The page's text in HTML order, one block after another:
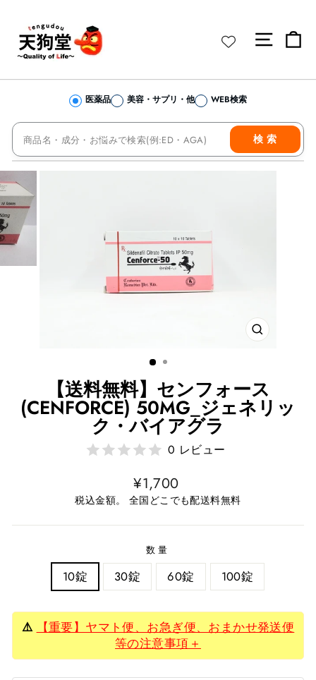
サイ
医薬品 美容・サプリ・他 WEB検索
検 索
近
【送料無料】センフォース
(CENFORCE) 50MG_ジェネリッ
ク・バイアグラ
0 レビュー
通
常
格
¥1,700
税込金額。 全国どこでも配送料無料
数量
10錠 30錠 60錠 100錠
⚠️
【重要】ヤマト便、お急ぎ便、おまかせ発送便
等の注意事項＋